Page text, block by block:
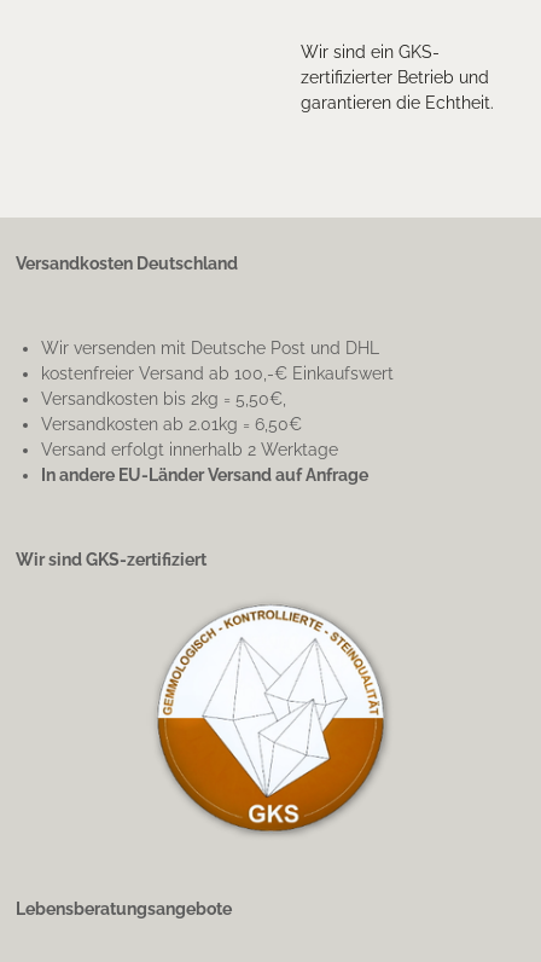
Wir sind ein GKS-
zertifizierter Betrieb und
garantieren die Echtheit.
Versandkosten Deutschland
Wir versenden mit Deutsche Post und DHL
kostenfreier Versand ab 100,-€ Einkaufswert
Versandkosten bis 2kg = 5,50€,
Versandkosten ab 2.01kg = 6,50€
Versand erfolgt innerhalb 2 Werktage
In andere EU-Länder Versand auf Anfrage
Wir sind GKS-zertifiziert
Lebensberatungsangebote